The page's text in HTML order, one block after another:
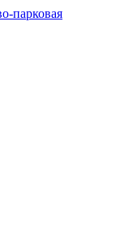
парковая